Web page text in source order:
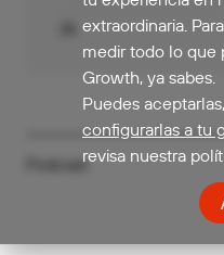
Podcast
extraordinaria.
medir todo lo que
Growth, ya sabes.
Puedes
configurarlas a tu
revisa nuestra